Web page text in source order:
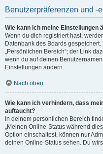
Benutzerpräferenzen und -
Wie kann ich meine Einstellungen
Wenn du dich registriert hast,
Datenbank des Boards
„Persönlichen Bereich“; der Link
wenn du auf deinen
Einstellungen ändern.
Nach oben
Wie kann ich verhindern, dass
auftaucht?
In deinem persönlichen Bereich
„Meinen Online-Status während
Option einschaltest, können nur
deinen Online-Status sehen. Du